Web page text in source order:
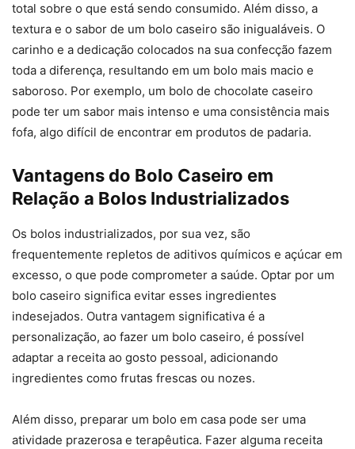
total sobre o que está sendo consumido. Além disso, a
textura e o sabor de um bolo caseiro são inigualáveis. O
carinho e a dedicação colocados na sua confecção fazem
toda a diferença, resultando em um bolo mais macio e
saboroso. Por exemplo, um bolo de chocolate caseiro
pode ter um sabor mais intenso e uma consistência mais
fofa, algo difícil de encontrar em produtos de padaria.
Vantagens do Bolo Caseiro em
Relação a Bolos Industrializados
Os bolos industrializados, por sua vez, são
frequentemente repletos de aditivos químicos e açúcar em
excesso, o que pode comprometer a saúde. Optar por um
bolo caseiro significa evitar esses ingredientes
indesejados. Outra vantagem significativa é a
personalização, ao fazer um bolo caseiro, é possível
adaptar a receita ao gosto pessoal, adicionando
ingredientes como frutas frescas ou nozes.
Além disso, preparar um bolo em casa pode ser uma
atividade prazerosa e terapêutica. Fazer alguma receita